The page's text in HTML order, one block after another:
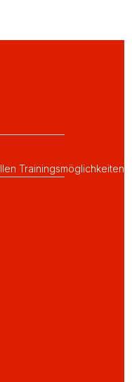
Trainingsmöglichkeiten